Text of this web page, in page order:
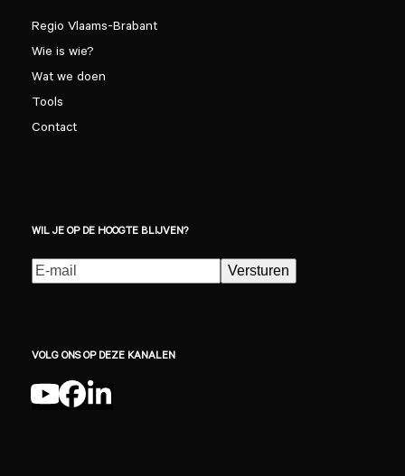
Regio Vlaams-Brabant
Wie is wie?
Wat we doen
Tools
Contact
WIL JE OP DE HOOGTE BLIJVEN?
E-
mailadres(Vereist)
Versturen
VOLG ONS OP DEZE KANALEN
YouTube
Facebook
LinkedIn